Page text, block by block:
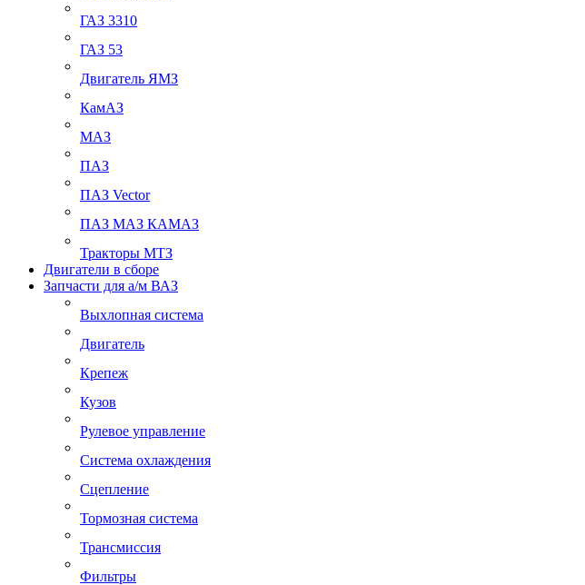
ГАЗ 3310
ГАЗ 53
Двигатель ЯМЗ
КамАЗ
МАЗ
ПАЗ
ПАЗ Vector
ПАЗ МАЗ КАМАЗ
Тракторы МТЗ
Двигатели в сборе
Запчасти для а/м ВАЗ
Выхлопная система
Двигатель
Крепеж
Кузов
Рулевое управление
Система охлаждения
Сцепление
Тормозная система
Трансмиссия
Фильтры